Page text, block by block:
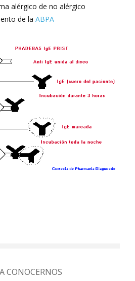
alérgico de no alérgico
de la ABPA
CONOCERNOS